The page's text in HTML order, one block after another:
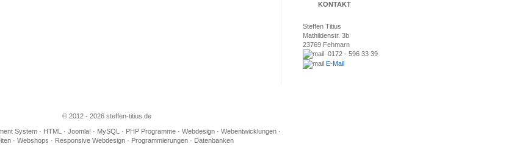
KONTAKT
Steffen Titius
Mathildenstr. 3b
23769 Fehmarn
0172 - 596 33 39
E-Mail
© 2012 - 2026 steffen-titius.de
System · HTML · Joomla! · MySQL · PHP Programme · Webdesign · Webentwicklungen ·
· Webshops · Responsive Webdesign · Programmierungen · Datenbanken